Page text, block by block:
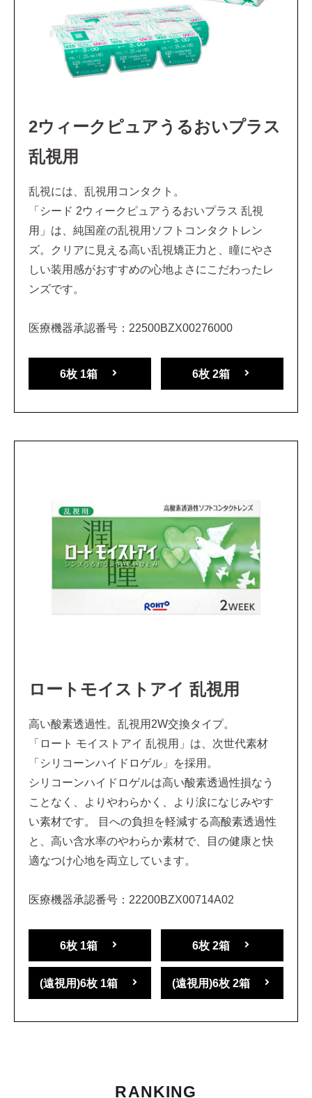
2ウィークピュアうるおいプラス
乱視用
乱視には、乱視用コンタクト。
「シード 2ウィークピュアうるおいプラス 乱視
用」は、純国産の乱視用ソフトコンタクトレン
ズ。クリアに見える高い乱視矯正力と、瞳にやさ
しい装用感がおすすめの心地よさにこだわったレ
ンズです。
医療機器承認番号：22500BZX00276000
6枚 1箱 6枚 2箱
ロートモイストアイ 乱視用
高い酸素透過性。乱視用2W交換タイプ。
「ロート モイストアイ 乱視用」は、次世代素材
「シリコーンハイドロゲル」を採用。
シリコーンハイドロゲルは高い酸素透過性損なう
ことなく、よりやわらかく、より涙になじみやす
い素材です。 目への負担を軽減する高酸素透過性
と、高い含水率のやわらか素材で、目の健康と快
適なつけ心地を両立しています。
医療機器承認番号：22200BZX00714A02
6枚 1箱 6枚 2箱
(遠視用)6枚 1箱 (遠視用)6枚 2箱
RANKING